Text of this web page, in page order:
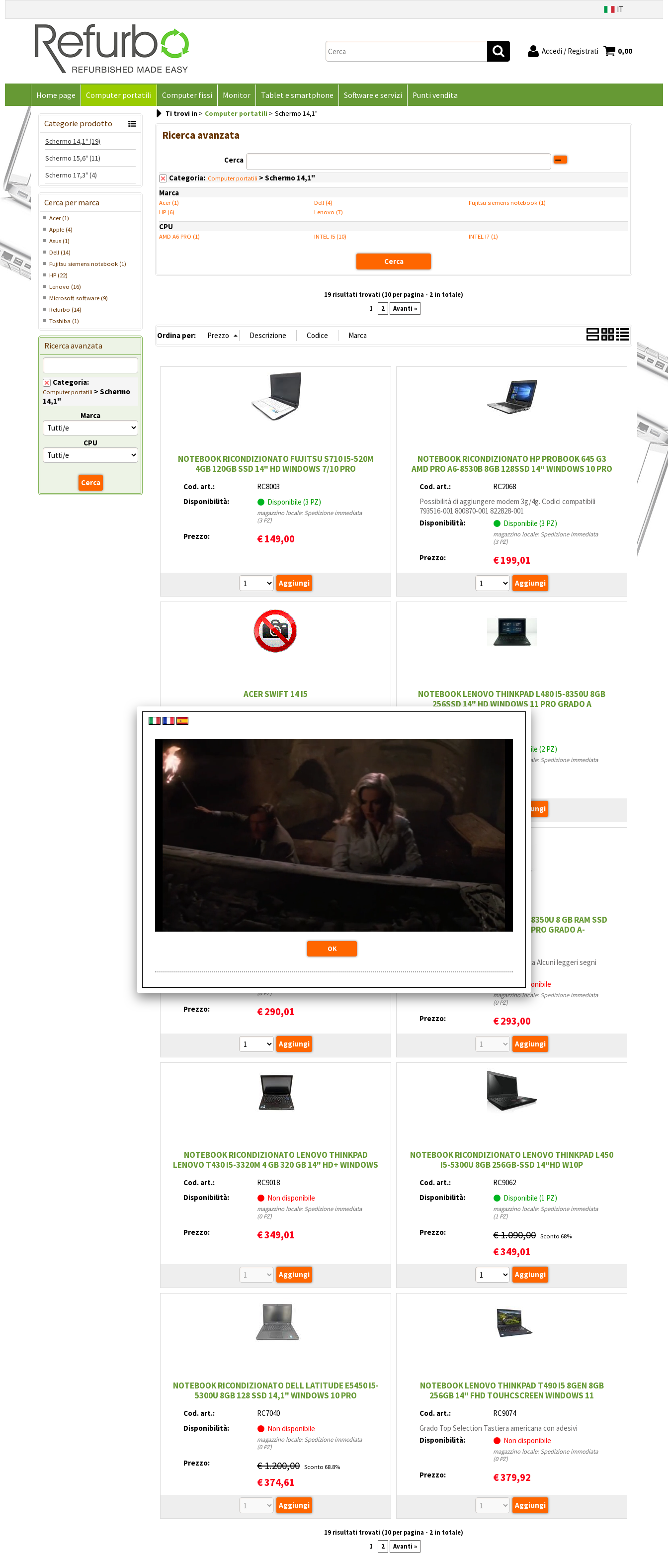
IT
Accedi / Registrati
Per completare l'ordine inserisci il
nome utente e la password e poi
clicca sul pulsante "Accedi"
E-mail:
Hai perso la password?
"Registrati"
0,00
Home page Computer portatili Computer fissi Monitor Tablet e smartphone Software e servizi Punti vendita
Categorie prodotto
Schermo 14,1" (19)
Schermo 15,6" (11)
Schermo 17,3" (4)
Cerca per marca
Acer (1)
Apple (4)
Asus (1)
Dell (14)
Fujitsu siemens notebook (1)
HP (22)
Lenovo (16)
Microsoft software (9)
Refurbo (14)
Toshiba (1)
Ricerca avanzata
Categoria:
Computer portatili > Schermo
14,1"
Marca
CPU
Ti trovi in Computer portatili Schermo 14,1"
Ricerca avanzata
Cerca
Categoria: Computer portatili > Schermo 14,1"
Marca
Acer (1) Dell (4)
Fujitsu siemens notebook (1)
HP (6)
Lenovo (7)
CPU
AMD A6 PRO (1) INTEL I5 (10) INTEL I7 (1)
19 risultati trovati (10 per pagina - 2 in totale)
1
2 Avanti »
Ordina per:
NOTEBOOK RICONDIZIONATO FUJITSU S710 I5-520M
4GB 120GB SSD 14" HD WINDOWS 7/10 PRO
Cod. art.:
RC8003
Disponibilità:
Disponibile (3 PZ)
magazzino locale: Spedizione immediata
(3 PZ)
Prezzo: €149,00
NOTEBOOK RICONDIZIONATO HP PROBOOK 645 G3
AMD PRO A6-8530B 8GB 128SSD 14" WINDOWS 10 PRO
Cod. art.:
RC2068
Possibilità di aggiungere modem 3g/4g. Codici compatibili
793516-001 800870-001 822828-001
Disponibilità:
Disponibile (3 PZ)
magazzino locale: Spedizione immediata
(3 PZ)
Prezzo: €199,01
ACER SWIFT 14 I5
Cod. art.:
Disponibile (1 PZ)
253,76
NOTEBOOK LENOVO THINKPAD L480 I5-8350U 8GB
256SSD 14" HD WINDOWS 11 PRO GRADO A
Disponibile (2 PZ)
magazzino locale: Spedizione immediata
Prezzo:
NOTEBOOK LENOVO THINKPAD L480 I5-8350U 8GB
256SSD 14" HD WINDOWS 11 PRO GRADO A TASTIERA
Disponibilità:
Disponibile (6 PZ)
magazzino locale: Spedizione immediata
(6 PZ)
Prezzo: €290,01
HP ELITEBOOK 840 G5 CORE i5-8350U 8 GB RAM SSD
256Gb SSD 14" FHD W10 PRO GRADO A-
Tastiera italiana nuova retroilluminata Alcuni leggeri segni
sullo chassis
Non disponibile
magazzino locale: Spedizione immediata
(0 PZ)
Prezzo: €293,00
NOTEBOOK RICONDIZIONATO LENOVO THINKPAD
LENOVO T430 i5-3320M 4 GB 320 GB 14" HD+ WINDOWS
Cod. art.:
RC9018
Disponibilità:
Non disponibile
magazzino locale: Spedizione immediata
(0 PZ)
Prezzo: €349,01
NOTEBOOK RICONDIZIONATO LENOVO THINKPAD L450
i5-5300U 8GB 256GB-SSD 14"HD W10P
Cod. art.:
RC9062
Disponibilità:
Disponibile (1 PZ)
magazzino locale: Spedizione immediata
(1 PZ)
Prezzo: € 1.090,00 Sconto 68%
€349,01
NOTEBOOK RICONDIZIONATO DELL LATITUDE E5450 I5-
5300U 8GB 128 SSD 14,1" WINDOWS 10 PRO
Cod. art.:
RC7040
Disponibilità:
Non disponibile
magazzino locale: Spedizione immediata
(0 PZ)
Prezzo: € 1.200,00 Sconto 68.8%
€374,61
NOTEBOOK LENOVO THINKPAD T490 I5 8GEN 8GB
256GB 14" FHD TOUHCSCREEN WINDOWS 11
Cod. art.:
RC9074
Grado Top Selection Tastiera americana con adesivi
Disponibilità:
Non disponibile
magazzino locale: Spedizione immediata
(0 PZ)
Prezzo: €379,92
19 risultati trovati (10 per pagina - 2 in totale)
1
2 Avanti »